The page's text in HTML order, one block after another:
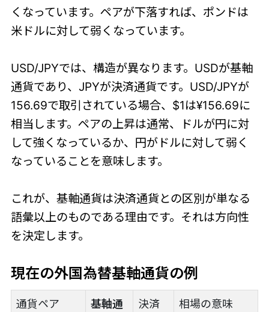
くなっています。ペアが下落すれば、ポンドは
米ドルに対して弱くなっています。
USD/JPYでは、構造が異なります。USDが基軸
通貨であり、JPYが決済通貨です。USD/JPYが
156.69で取引されている場合、$1は¥156.69に
相当します。ペアの上昇は通常、ドルが円に対
して強くなっているか、円がドルに対して弱く
なっていることを意味します。
これが、基軸通貨は決済通貨との区別が単なる
語彙以上のものである理由です。それは方向性
を決定します。
現在の外国為替基軸通貨の例
通貨ペア
基軸通
決済
相場の意味